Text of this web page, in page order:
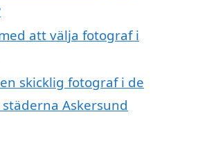
att välja fotograf i
skicklig fotograf i de
Askersund